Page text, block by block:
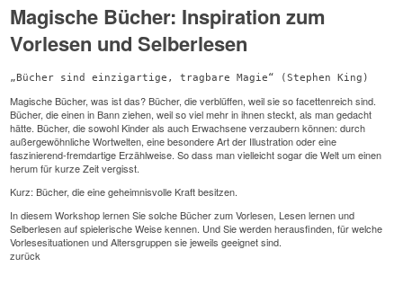
Magische Bücher: Inspiration zum
Vorlesen und Selberlesen
„Bücher sind einzigartige, tragbare Magie“ (Stephen King)
Magische Bücher, was ist das? Bücher, die verblüffen, weil sie so facettenreich sind.
Bücher, die einen in Bann ziehen, weil so viel mehr in ihnen steckt, als man gedacht
hätte. Bücher, die sowohl Kinder als auch Erwachsene verzaubern können: durch
außergewöhnliche Wortwelten, eine besondere Art der Illustration oder eine
faszinierend-fremdartige Erzählweise. So dass man vielleicht sogar die Welt um einen
herum für kurze Zeit vergisst.
Kurz: Bücher, die eine geheimnisvolle Kraft besitzen.
In diesem Workshop lernen Sie solche Bücher zum Vorlesen, Lesen lernen und
Selberlesen auf spielerische Weise kennen. Und Sie werden herausfinden, für welche
Vorlesesituationen und Altersgruppen sie jeweils geeignet sind.
zurück